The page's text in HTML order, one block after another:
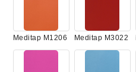
Meditap M1206 Meditap M3022